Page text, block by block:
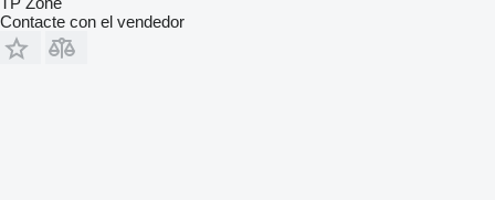
Contacte con el vendedor